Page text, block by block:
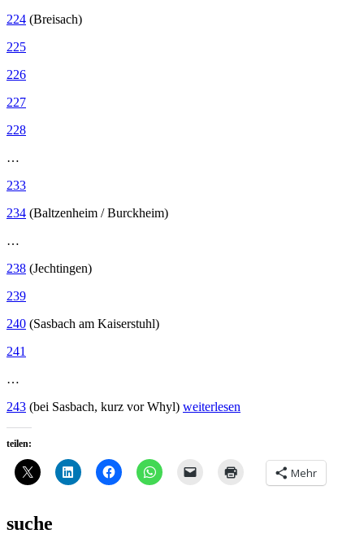
224 (Breisach)
225
226
227
228
…
233
234 (Baltzenheim / Burckheim)
…
238 (Jechtingen)
239
240 (Sasbach am Kaiserstuhl)
241
…
243 (bei Sasbach, kurz vor Whyl) „Liste:
Rheinkilometerprojekt“
weiterlesen
teilen:
Mehr
suche